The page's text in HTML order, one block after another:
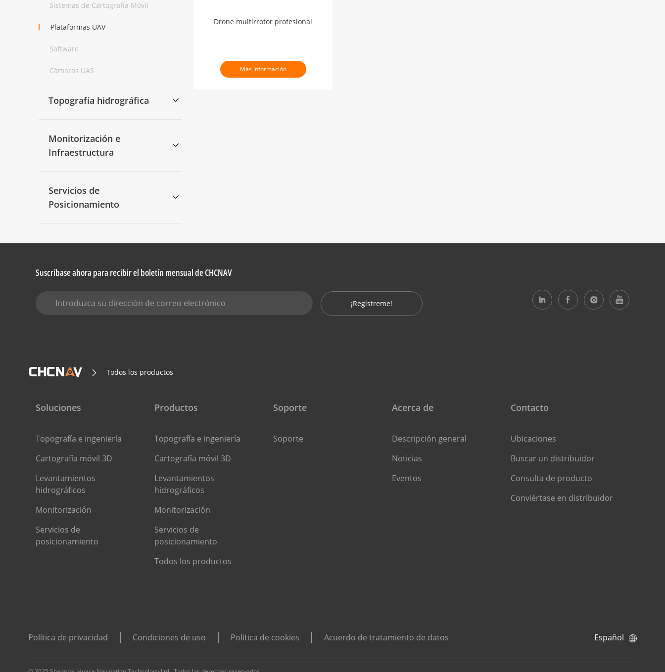
Sistemas de Cartografía Móvil
Plataformas UAV
Software
Cámaras UAS
Topografía hidrográfica
Monitorización e
Infraestructura
Servicios de
Posicionamiento
Drone multirrotor profesional
Más información
Suscríbase ahora para recibir el boletín mensual de CHCNAV
¡Regístreme!
Todos los productos
Soluciones
Topografía e ingeniería
Cartografía móvil 3D
Levantamientos
hidrográficos
Monitorización
Servicios de
posicionamiento
Productos
Topografía e ingeniería
Cartografía móvil 3D
Levantamientos
hidrográficos
Monitorización
Servicios de
posicionamiento
Todos los productos
Soporte
Soporte
Acerca de
Descripción general
Noticias
Eventos
Contacto
Ubicaciones
Buscar un distribuidor
Consulta de producto
Conviértase en distribuidor
Política de privacidad Condiciones de uso Política de cookies Acuerdo de tratamiento de datos Español